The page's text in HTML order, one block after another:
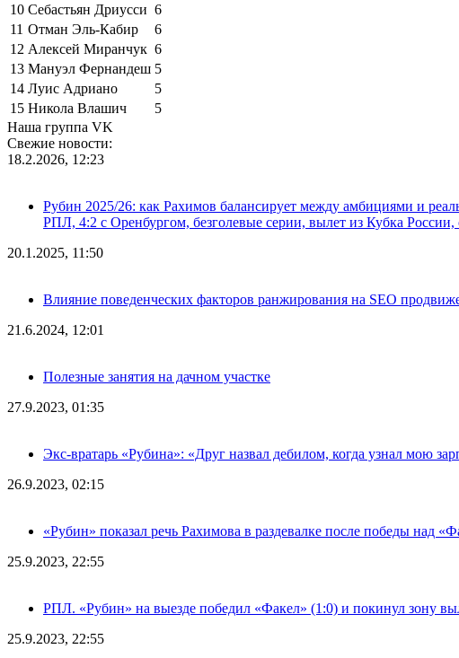
10 Себастьян Дриусси 6
11 Отман Эль-Кабир
6
12 Алексей Миранчук 6
13 Мануэл Фернандеш 5
14 Луис Адриано
5
15 Никола Влашич
5
Наша группа VK
Свежие новости:
18.2.2026, 12:23
Рубин 2025/26: как Рахимов балансирует между амбициями и
РПЛ, 4:2 с Оренбургом, безголевые серии, вылет из Кубка
20.1.2025, 11:50
Влияние поведенческих факторов ранжирования на SEO
21.6.2024, 12:01
Полезные занятия на дачном участке
27.9.2023, 01:35
Экс-вратарь «Рубина»: «Друг назвал дебилом, когда узнал мою
26.9.2023, 02:15
«Рубин» показал речь Рахимова в раздевалке после победы над
25.9.2023, 22:55
РПЛ. «Рубин» на выезде победил «Факел» (1:0) и покинул зону
25.9.2023, 22:55